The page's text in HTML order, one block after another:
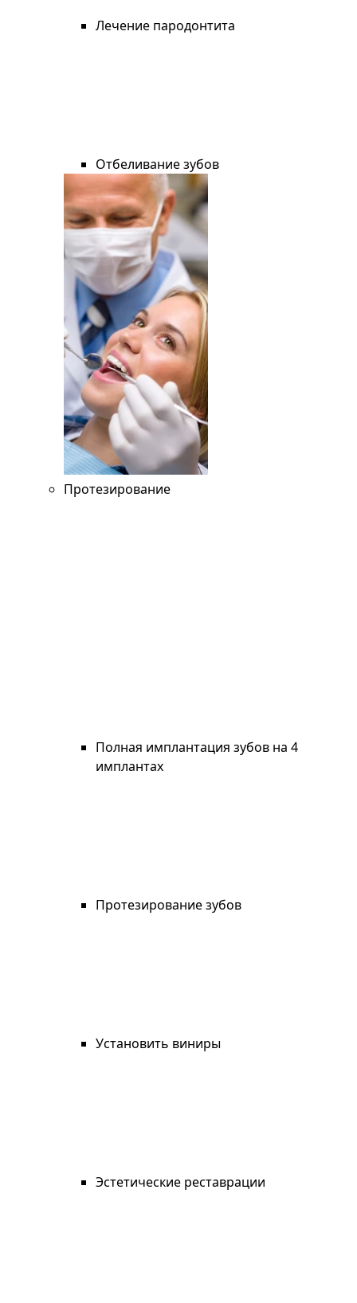
Лечение пародонтита
Отбеливание зубов
Протезирование
Полная имплантация зубов на 4
имплантах
Протезирование зубов
Установить виниры
Эстетические реставрации